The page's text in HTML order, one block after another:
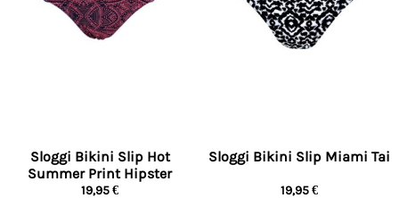
Sloggi Bikini Slip Hot
Summer Print Hipster
19,95€
Sloggi Bikini Slip Miami Tai
19,95€